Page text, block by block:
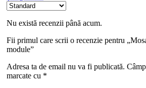
Nu există recenzii până acum.
Fii primul care scrii o recenzie pentru
module”
Adresa ta de email nu va fi publicată.
marcate cu *